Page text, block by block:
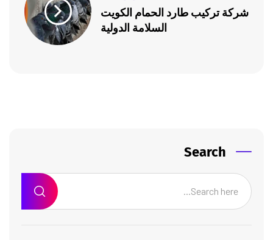
شركة تركيب طارد الحمام الكويت
السلامة الدولية
Search